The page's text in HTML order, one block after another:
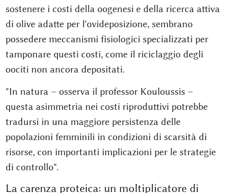
sostenere i costi della oogenesi e della ricerca attiva
di olive adatte per l'ovideposizione, sembrano
possedere meccanismi fisiologici specializzati per
tamponare questi costi, come il riciclaggio degli
oociti non ancora depositati.
"In natura – osserva il professor Kouloussis –
questa asimmetria nei costi riproduttivi potrebbe
tradursi in una maggiore persistenza delle
popolazioni femminili in condizioni di scarsità di
risorse, con importanti implicazioni per le strategie
di controllo".
La carenza proteica: un moltiplicatore di